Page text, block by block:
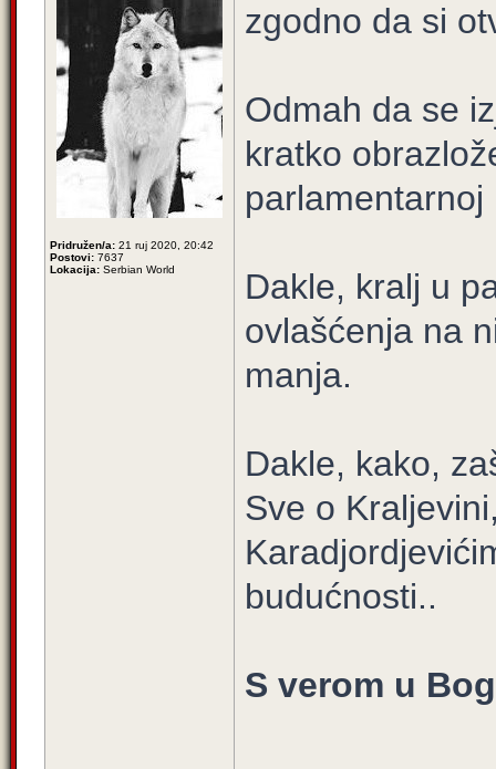
Pridružen/a: 21 ruj 2020, 20:42
Postovi: 7637
Lokacija: Serbian World
zgodno da si
Odmah da se
kratko
parlamentarnoj
Dakle, kralj u
ovlašćenja na
manja.
Dakle, kako,
Sve o
budućnosti..
S verom u